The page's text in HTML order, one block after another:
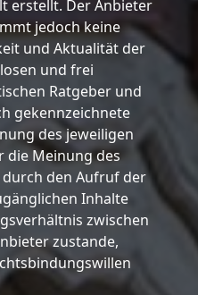
erstellt. Der Anbieter
jedoch keine
und Aktualität der
und frei
Ratgeber und
gekennzeichnete
des jeweiligen
die Meinung des
durch den Aufruf der
Inhalte
zwischen
zustande,